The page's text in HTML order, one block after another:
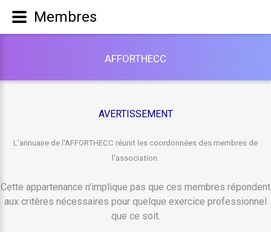
AFFORTHECC
AVERTISSEMENT
L'annuaire de l'AFFORTHECC réunit les coordonnées des membres de
l'association.
Cette appartenance n'implique pas que ces membres répondent
aux critères nécessaires pour quelque exercice professionnel
que ce soit.
Membres